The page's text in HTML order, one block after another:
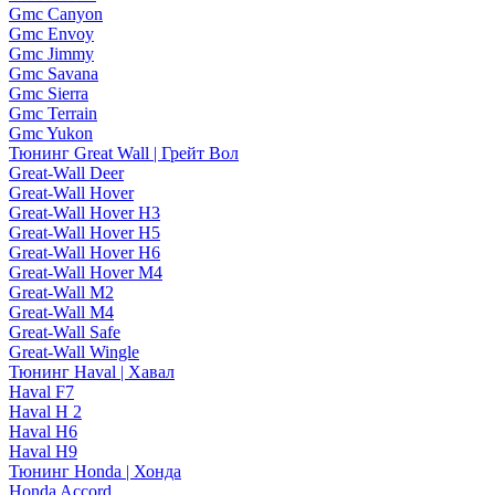
Gmc Canyon
Gmc Envoy
Gmc Jimmy
Gmc Savana
Gmc Sierra
Gmc Terrain
Gmc Yukon
Тюнинг Great Wall | Грейт Вол
Great-Wall Deer
Great-Wall Hover
Great-Wall Hover H3
Great-Wall Hover H5
Great-Wall Hover H6
Great-Wall Hover M4
Great-Wall M2
Great-Wall M4
Great-Wall Safe
Great-Wall Wingle
Тюнинг Haval | Хавал
Haval F7
Haval H 2
Haval H6
Haval H9
Тюнинг Honda | Хонда
Honda Accord